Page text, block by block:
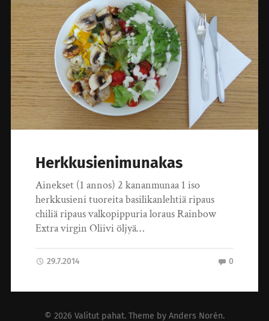
Herkkusienimunakas
Ainekset (1 annos) 2 kananmunaa 1 iso
herkkusieni tuoreita basilikanlehtiä ripaus
chiliä ripaus valkopippuria loraus Rainbow
Extra virgin Oliivi öljyä…
29.7.2014 0
© 2026 Valitut pahat. Theme by Anders Norén.